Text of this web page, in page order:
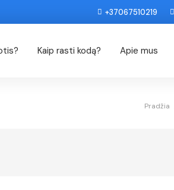
+37067510219
Kaip rasti kodą? Apie mus
Pradžia